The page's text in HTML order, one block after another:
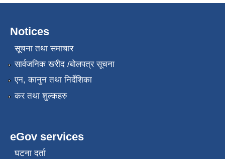
Notices
सूचना तथा समाचार
सार्वजनिक खरीद /बोलपत्र सूचना
एन, कानुन तथा निर्देशिका
कर तथा शुल्कहरु
eGov services
घटना दर्ता